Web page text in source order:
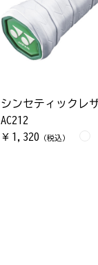
シンセティックレ
AC212
￥ 1,320 （税込）